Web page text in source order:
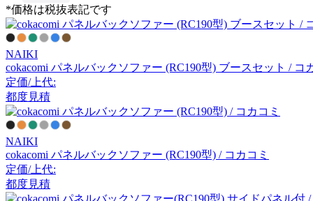
ワンボ
PLUS
プラス
クリーンエア・スカンジ
ナビア
*価格は税抜表記です
NAIKI
cokacomi パネルバックソファー (RC190型) ブースセット / コ
定価/上代:
都度見積
NAIKI
cokacomi パネルバックソファー (RC190型) / コカコミ
定価/上代:
都度見積